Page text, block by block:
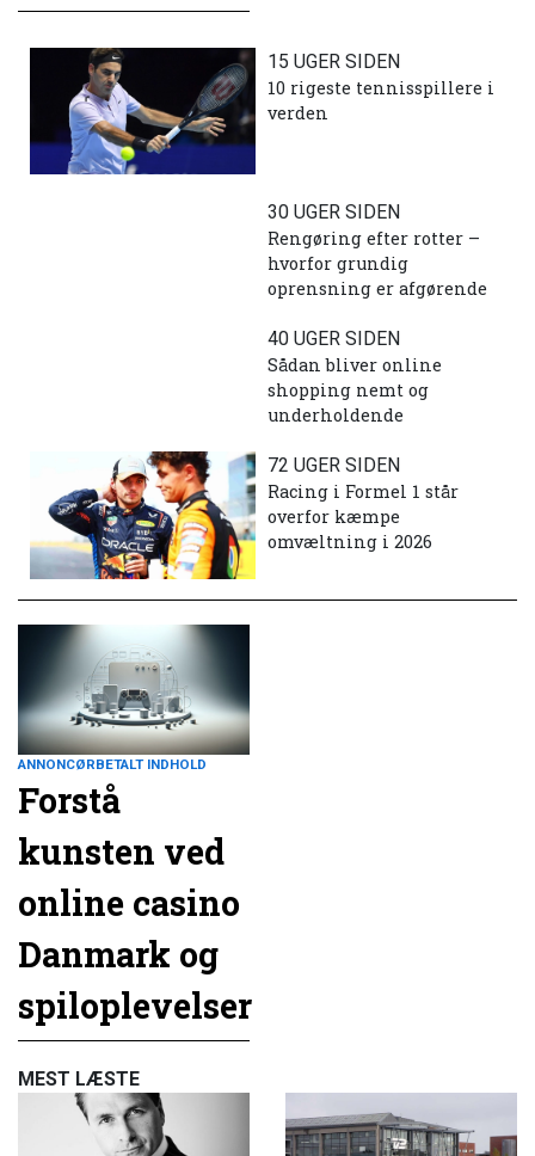
15 UGER SIDEN
10 rigeste tennisspillere i
verden
30 UGER SIDEN
Rengøring efter rotter –
hvorfor grundig
oprensning er afgørende
40 UGER SIDEN
Sådan bliver online
shopping nemt og
underholdende
72 UGER SIDEN
Racing i Formel 1 står
overfor kæmpe
omvæltning i 2026
ANNONCØRBETALT INDHOLD
Forstå
kunsten ved
online casino
Danmark og
spiloplevelser
MEST LÆSTE